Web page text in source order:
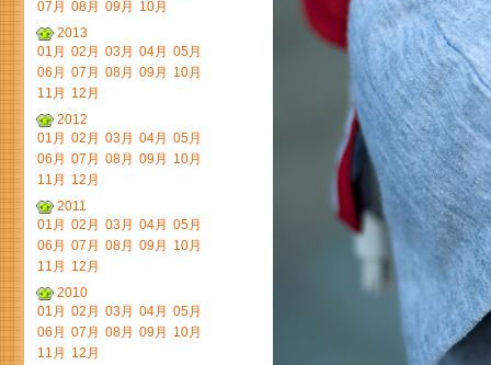
07月 08月 09月
10月
2013
01月 02月 03月 04月 05月
06月 07月 08月 09月
10月
11月
12月
2012
01月 02月 03月 04月 05月
06月 07月 08月 09月
10月
11月
12月
2011
01月 02月 03月 04月 05月
06月 07月 08月 09月
10月
11月
12月
2010
01月 02月 03月 04月 05月
06月 07月 08月 09月
10月
11月
12月